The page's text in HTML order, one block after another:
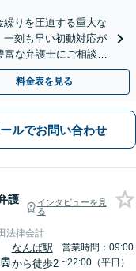
繰りを圧迫する重大な
刻も早い初動対応が
富な弁護士にご相談く
浜駅3分】
料金表を見る
ルでお問い合わせ
護
インタビューを見
る
法律会計
なんば駅
から徒歩2
営業時間：09:00
~22:00（平日）